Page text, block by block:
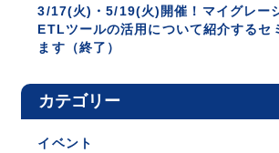
3/17(火)・5/19(火)開催！マイグレー
ETLツールの活用について紹介するセ
ます（終了）
カテゴリー
イベント